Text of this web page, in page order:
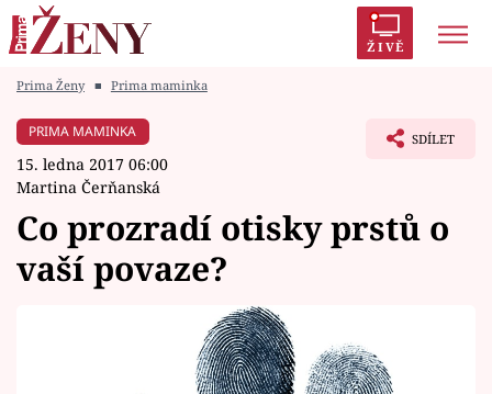
ŽIVĚ
Módní alarm
Zrádci
Témata
Prima Ženy ■ Prima maminka
PRIMA MAMINKA
15. ledna 2017 06:00
Martina Čerňanská
SDÍLET
Co prozradí otisky prstů o
vaší povaze?